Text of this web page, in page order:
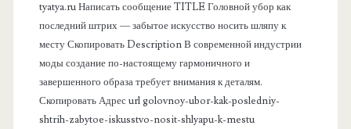
tyatya.ru Написать сообщение TITLE Головной убор как
последний штрих — забытое искусство носить шляпу к
месту Скопировать Description В современной индустрии
моды создание по-настоящему гармоничного и
завершенного образа требует внимания к деталям.
Скопировать Адрес url golovnoy-ubor-kak-posledniy-
shtrih-zabytoe-iskusstvo-nosit-shlyapu-k-mestu